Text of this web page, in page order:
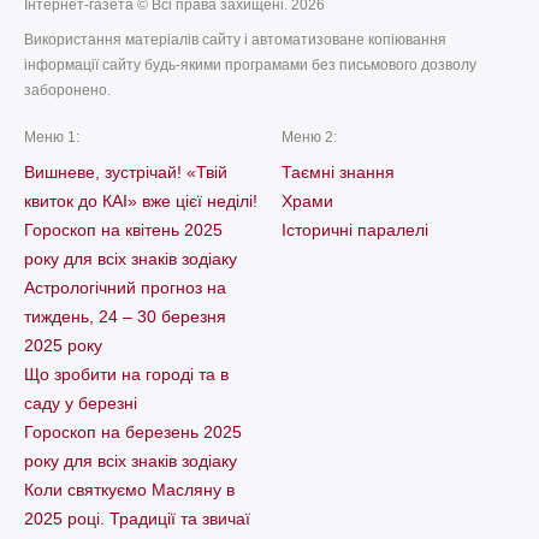
Інтернет-газета © Всі права захищені. 2026
Використання матеріалів сайту і автоматизоване копіювання
інформації сайту будь-якими програмами без письмового дозволу
заборонено.
Меню 1:
Вишневе, зустрічай! «Твій
квиток до КАІ» вже цієї неділі!
Гороскоп на квітень 2025
року для всіх знаків зодіаку
Астрологічний прогноз на
тиждень, 24 – 30 березня
2025 року
Що зробити на городі та в
саду у березні
Гороскоп на березень 2025
року для всіх знаків зодіаку
Коли святкуємо Масляну в
2025 році. Традиції та звичаї
Меню 2:
Таємні знання
Храми
Історичні паралелі